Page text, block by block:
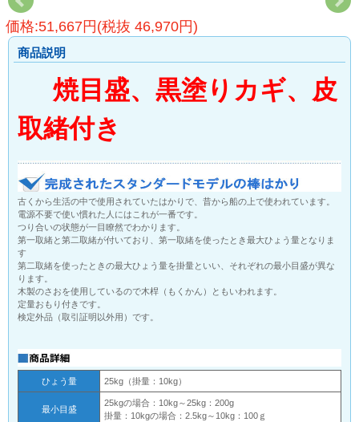
価格:51,667円(税抜 46,970円)
商品説明
焼目盛、黒塗りカギ、皮
取緒付き
古くから生活の中で使用されていたはかりで、昔から船の上で使われています。
電源不要で使い慣れた人にはこれが一番です。
つり合いの状態が一目瞭然でわかります。
第一取緒と第二取緒が付いており、第一取緒を使ったとき最大ひょう量となりま
す
第二取緒を使ったときの最大ひょう量を掛量といい、それぞれの最小目盛が異な
ります。
木製のさおを使用しているので木桿（もくかん）ともいわれます。
定量おもり付きです。
検定外品（取引証明以外用）です。
ひょう量 25kg（掛量：10kg）
最小目盛
25kgの場合：10kg～25kg：200g
掛量：10kgの場合：2.5kg～10kg：100ｇ